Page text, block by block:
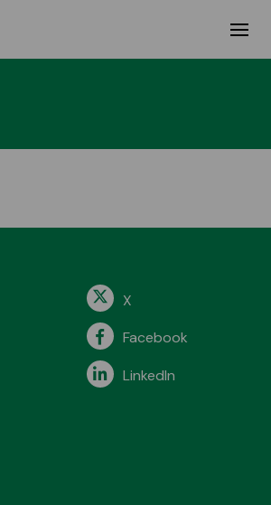
X
Facebook
LinkedIn